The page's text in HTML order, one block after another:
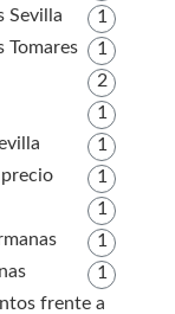
Sevilla
1
Tomares
1
2
1
1
1
1
1
1
frente a